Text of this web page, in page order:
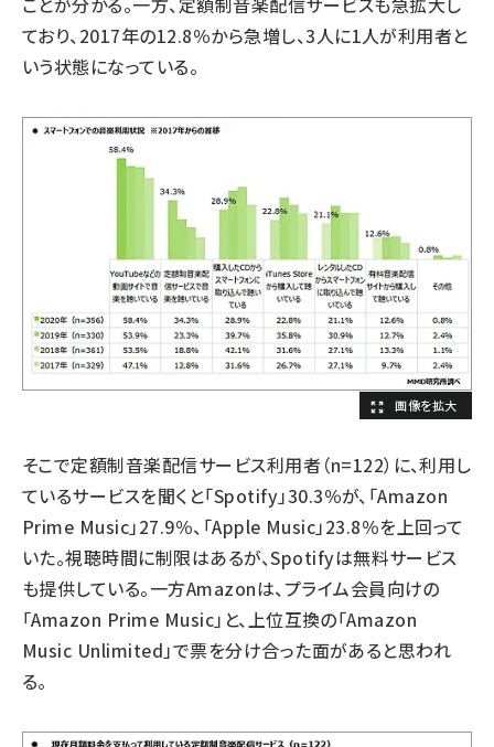
ており、2017年の12.8％から急増し、3人に1人が利用者と
いう状態になっている。
そこで定額制音楽配信サービス利用者（n=122）に、利用し
ているサービスを聞くと「Spotify」30.3％が、「Amazon
Prime Music」27.9％、「Apple Music」23.8％を上回って
いた。視聴時間に制限はあるが、Spotifyは無料サービス
も提供している。一方Amazonは、プライム会員向けの
「Amazon Prime Music」と、上位互換の「Amazon
Music Unlimited」で票を分け合った面があると思われ
る。